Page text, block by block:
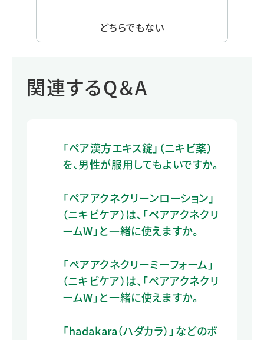
どちらでもない
関連するQ＆A
「ペア漢方エキス錠」（ニキビ薬）
を、男性が服用してもよいですか。
「ペアアクネクリーンローション」
（ニキビケア）は、「ペアアクネクリ
ームW」と一緒に使えますか。
「ペアアクネクリーミーフォーム」
（ニキビケア）は、「ペアアクネクリ
ームW」と一緒に使えますか。
「hadakara（ハダカラ）」などのボ